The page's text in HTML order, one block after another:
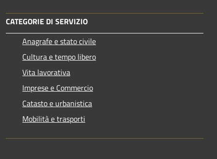
CATEGORIE DI SERVIZIO
Anagrafe e stato civile
Cultura e tempo libero
Vita lavorativa
Imprese e Commercio
Catasto e urbanistica
Mobilità e trasporti